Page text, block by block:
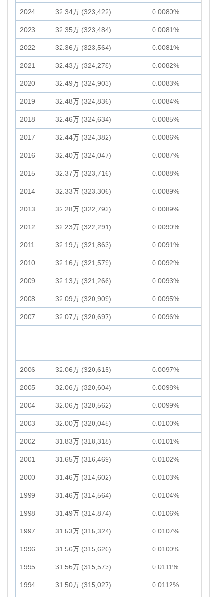
2024 32.34万 (323,422) 0.0080%
2023 32.35万 (323,484) 0.0081%
2022 32.36万 (323,564) 0.0081%
2021 32.43万 (324,278) 0.0082%
2020 32.49万 (324,903) 0.0083%
2019 32.48万 (324,836) 0.0084%
2018 32.46万 (324,634) 0.0085%
2017 32.44万 (324,382) 0.0086%
2016 32.40万 (324,047) 0.0087%
2015 32.37万 (323,716) 0.0088%
2014 32.33万 (323,306) 0.0089%
2013 32.28万 (322,793) 0.0089%
2012 32.23万 (322,291) 0.0090%
2011 32.19万 (321,863) 0.0091%
2010 32.16万 (321,579) 0.0092%
2009 32.13万 (321,266) 0.0093%
2008 32.09万 (320,909) 0.0095%
2007 32.07万 (320,697) 0.0096%
2006 32.06万 (320,615) 0.0097%
2005 32.06万 (320,604) 0.0098%
2004 32.06万 (320,562) 0.0099%
2003 32.00万 (320,045) 0.0100%
2002 31.83万 (318,318) 0.0101%
2001 31.65万 (316,469) 0.0102%
2000 31.46万 (314,602) 0.0103%
1999 31.46万 (314,564) 0.0104%
1998 31.49万 (314,874) 0.0106%
1997 31.53万 (315,324) 0.0107%
1996 31.56万 (315,626) 0.0109%
1995 31.56万 (315,573) 0.0111%
1994 31.50万 (315,027) 0.0112%